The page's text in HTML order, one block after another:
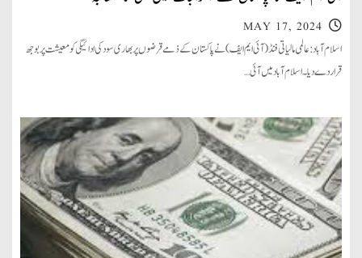
MAY 17, 2024
اسلام آباد: عالمی مالیاتی فنڈ ( آئی ایم ایف) نے پاکستان کے ذمے قرضوں پر بھاری سود کی ادائیگی کو معیشت پر بوجھ
قرار دے دیا۔ اسلام آباد میں آئی…